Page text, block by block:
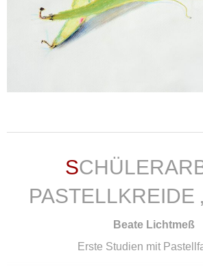
SCHÜLERARBEIT,
PASTELLKREIDE
Beate Lichtmeß
Erste Studien mit